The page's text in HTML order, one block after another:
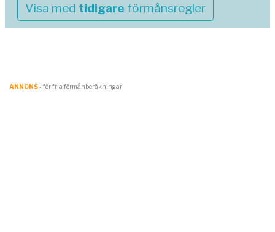
Visa med tidigare förmånsregler
ANNONS- för fria förmånberäkningar